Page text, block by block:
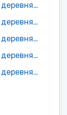
деревня Федотково
деревня Холм
деревня Чесалки
деревня Шашурки
деревня Юрино